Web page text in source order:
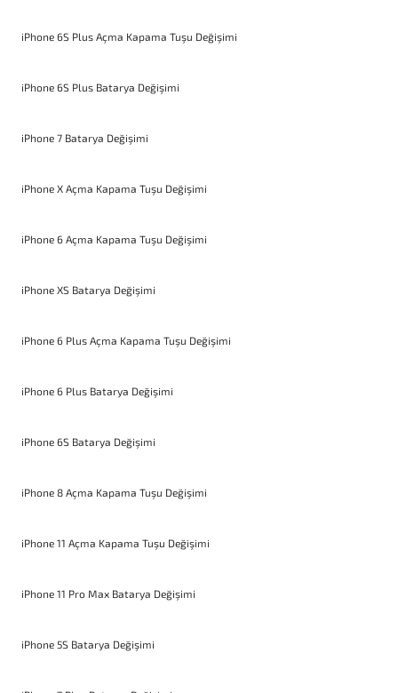
iPhone 6S Plus Açma Kapama Tuşu Değişimi
iPhone 6S Plus Batarya Değişimi
iPhone 7 Batarya Değişimi
iPhone X Açma Kapama Tuşu Değişimi
iPhone 6 Açma Kapama Tuşu Değişimi
iPhone XS Batarya Değişimi
iPhone 6 Plus Açma Kapama Tuşu Değişimi
iPhone 6 Plus Batarya Değişimi
iPhone 6S Batarya Değişimi
iPhone 8 Açma Kapama Tuşu Değişimi
iPhone 11 Açma Kapama Tuşu Değişimi
iPhone 11 Pro Max Batarya Değişimi
iPhone 5S Batarya Değişimi